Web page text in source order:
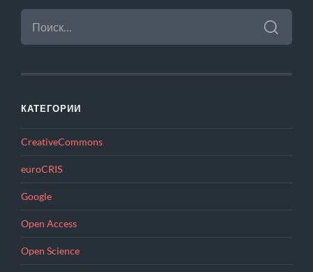
НАЙТИ:
КАТЕГОРИИ
CreativeCommons
euroCRIS
Google
Open Access
Open Science